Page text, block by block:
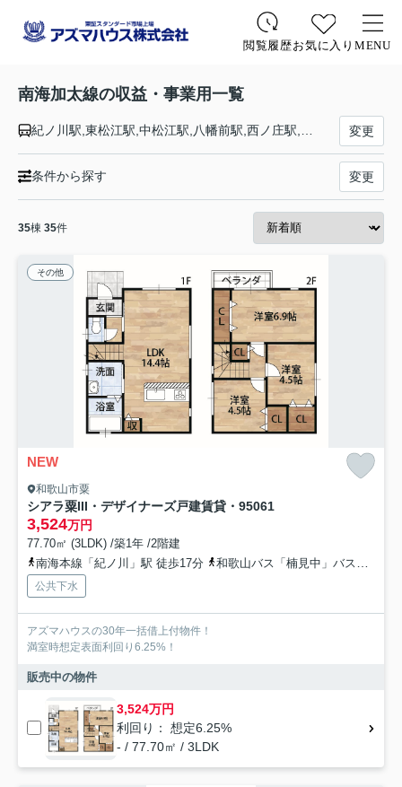
閲覧履歴お気に入り MENU
南海加太線の収益・事業用一覧
変更
条件から探す 変更
35棟 35件
その他
NEW
和歌山市粟
シアラ粟III・デザイナーズ戸建賃貸・95061
3,524万円
77.70㎡ (3LDK) /築1年 /2階建
南海本線「紀ノ川」駅 徒歩17分
和歌山バス「楠見中」バス停下車 徒歩3分
公共下水
アズマハウスの30年一括借上付物件！
満室時想定表面利回り6.25%！
販売中の物件
3,524万円
利回り： 想定6.25%
- / 77.70㎡ / 3LDK